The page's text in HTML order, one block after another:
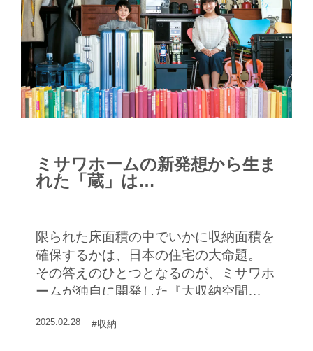
ミサワホームの新発想から生ま
れた「蔵」は
限られた床面積の中でいかに収納面積を
確保するかは、日本の住宅の大命題。
その答えのひとつとなるのが、ミサワホ
ームが独自に開発した『大収納空間
居室を犠牲にせず収納面積を増やせる
2025.02.28 #収納